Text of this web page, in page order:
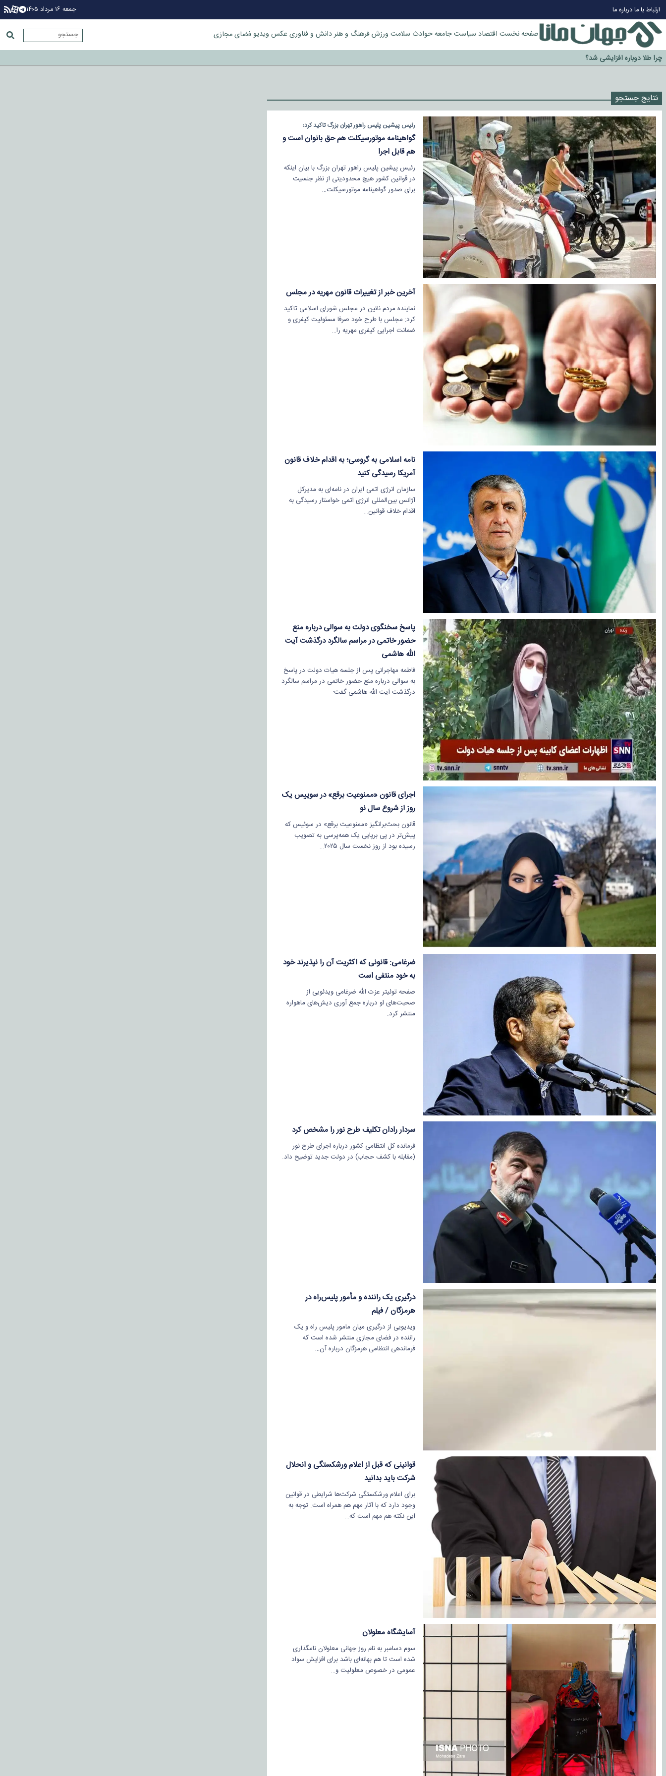
ارتباط با مادرباره ما جمعه ۱۶ مرداد ۱۴۰۵
صفحه نخست اقتصاد سیاستجامعهحوادث سلامت ورزشفرهنگ و هنردانش و فناوری عکس ویدیوفضای مجازی
چرا طلا دوباره افزایشی شد؟
گزینه جدایی اوسمار روی میز مدیران پرسپولیس
سازمان اطلاعات سپاه: پروژه دولت ترامپ برای مهار چین، روسیه و اروپا شکست خورد
نتایج جستجو
رئیس پیشین پلیس راهور تهران بزرگ تاکید کرد؛
گواهینامه موتورسیکلت هم حق بانوان است و
هم قابل اجرا
رئیس پیشین پلیس راهور تهران بزرگ با بیان اینکه
در قوانین کشور هیچ محدودیتی از نظر جنسیت
برای صدور گواهینامه موتورسیکلت…
آخرین خبر از تغییرات قانون مهریه در مجلس
نماینده مردم نائین در مجلس شورای اسلامی تاکید
کرد: مجلس با طرح خود صرفا مسئولیت کیفری و
ضمانت اجرایی کیفری مهریه را…
نامه اسلامی به گروسی؛ به اقدام خلاف قانون
آمریکا رسیدگی کنید
سازمان انرژی اتمی ایران در نامه‌ای به مدیرکل
آژانس بین‌المللی انرژی اتمی خواستار رسیدگی به
اقدام خلاف قوانین…
پاسخ سخنگوی دولت به سوالی درباره منع
حضور خاتمی در مراسم سالگرد درگذشت آیت
الله هاشمی
فاطمه مهاجرانی پس از جلسه هیات دولت در پاسخ
به سوالی درباره منع حضور خاتمی در مراسم سالگرد
درگذشت آیت الله هاشمی گفت:…
اجرای قانون «ممنوعیت برقع» در سوییس یک
روز از شروع سال نو
قانون بحث‌برانگیز «ممنوعیت برقع» در سوئیس که
پیش‌تر در پی برپایی یک همه‌پرسی به تصویب
رسیده بود از روز نخست سال ۲۰۲۵…
ضرغامی: قانونی که اکثریت آن را نپذیرند خود
به خود منتفی است
صفحه توئیتر عزت الله ضرغامی ویدئویی از
صحبت‌های او درباره جمع آوری دیش‌های ماهواره
منتشر کرد.
سردار رادان تکلیف طرح نور را مشخص کرد
فرمانده کل انتظامی کشور درباره اجرای طرح نور
(مقابله با کشف حجاب) در دولت جدید توضیح داد.
درگیری یک راننده و مأمور پلیس‌راه در
هرمزگان / فیلم
ویدیویی از درگیری میان مامور پلیس راه و یک
راننده در فضای مجازی منتشر شده است که
فرماندهی انتظامی هرمزگان درباره آن…
قوانینی که قبل از اعلام ورشکستگی و انحلال
شرکت باید بدانید
برای اعلام ورشکستگی شرکت‌ها شرایطی در قوانین
وجود دارد که با آثار مهم هم همراه است. توجه به
این نکته هم مهم است که…
آسایشگاه معلولان
سوم دسامبر به نام روز جهانی معلولان نامگذاری
شده است تا هم بهانه‌ای باشد برای افزایش سواد
عمومی در خصوص معلولیت و…